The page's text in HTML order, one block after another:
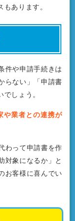
あります。
件や申請手続きは
らない」「申請書
しょう。
や業者との連携が
わって申請書を作
対象になるか」と
お客様に喜んでい